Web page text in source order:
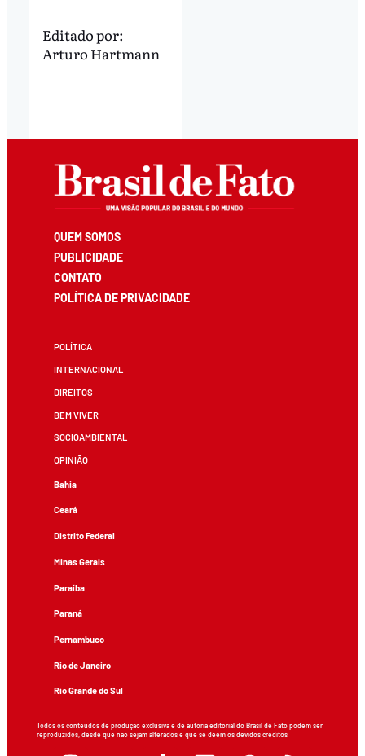
Editado por:
Arturo Hartmann
QUEM SOMOS
PUBLICIDADE
CONTATO
POLÍTICA DE PRIVACIDADE
POLÍTICA
INTERNACIONAL
DIREITOS
BEM VIVER
SOCIOAMBIENTAL
OPINIÃO
Bahia
Ceará
Distrito Federal
Minas Gerais
Paraíba
Paraná
Pernambuco
Rio de Janeiro
Rio Grande do Sul
Todos os conteúdos de produção exclusiva e de autoria editorial do Brasil de Fato podem ser
reproduzidos, desde que não sejam alterados e que se deem os devidos créditos.